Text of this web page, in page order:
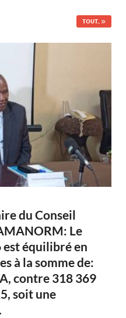
TOUT..
du Conseil
Le
équilibré en
à la somme de:
contre 318 369
soit une